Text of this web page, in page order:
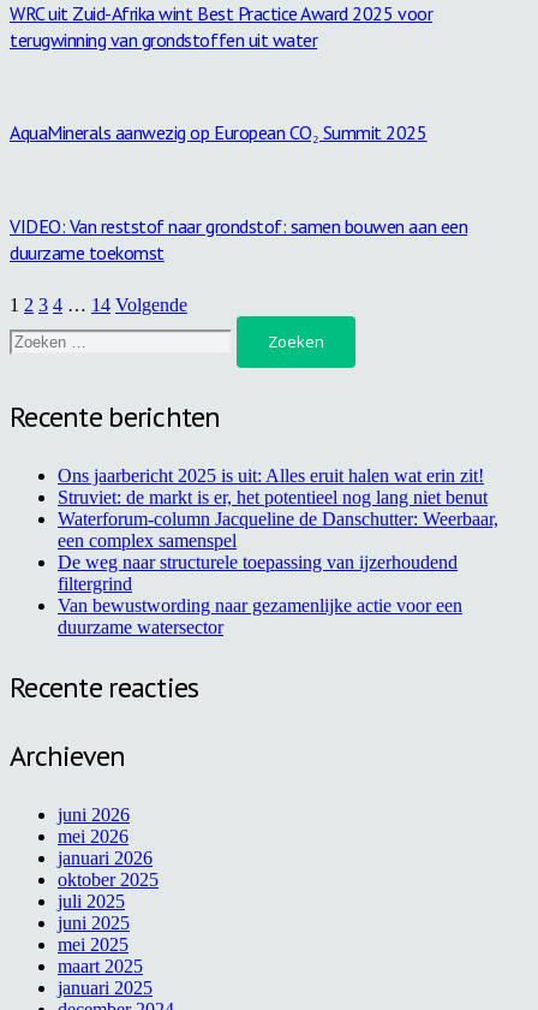
WRC uit Zuid-Afrika wint Best Practice Award 2025 voor
terugwinning van grondstoffen uit water
AquaMinerals aanwezig op European CO₂ Summit 2025
VIDEO: Van reststof naar grondstof: samen bouwen aan een
duurzame toekomst
1 2 3 4 … 14 Volgende
Zoeken
naar:
Recente berichten
Ons jaarbericht 2025 is uit: Alles eruit halen wat erin zit!
Struviet: de markt is er, het potentieel nog lang niet benut
Waterforum-column Jacqueline de Danschutter: Weerbaar,
een complex samenspel
De weg naar structurele toepassing van ijzerhoudend
filtergrind
Van bewustwording naar gezamenlijke actie voor een
duurzame watersector
Recente reacties
Archieven
juni 2026
mei 2026
januari 2026
oktober 2025
juli 2025
juni 2025
mei 2025
maart 2025
januari 2025